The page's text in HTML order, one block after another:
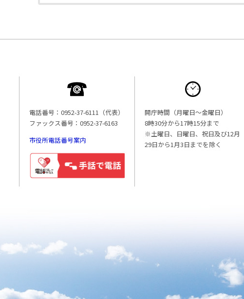
電話番号：0952-37-6111（代表）
ファックス番号：0952-37-6163
市役所電話番号案内
開庁時間（月曜日〜金曜日）
8時30分から17時15分まで
※土曜日、日曜日、祝日及び12月
29日から1月3日までを除く